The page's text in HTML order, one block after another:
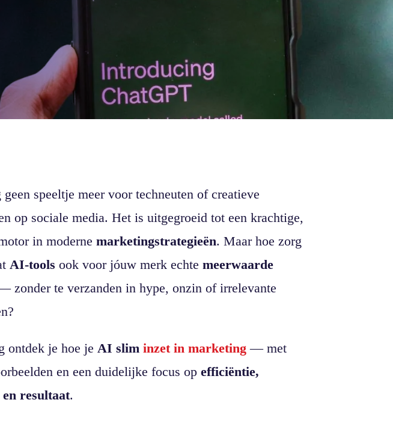
speeltje meer voor techneuten of creatieve
op sociale media. Het is uitgegroeid tot een krachtige,
in modernemarketingstrategieën. Maar hoe zorg
AI-tools ook voor jóuw merk echtemeerwaarde
zonder te verzanden in hype, onzin of irrelevante
ontdek je hoe jeAI sliminzet in marketing — met
en een duidelijke focus opefficiëntie,
resultaat.